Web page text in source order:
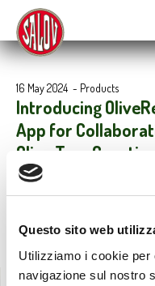
Questo sito web
Utilizziamo i cookie per
navigazione sul nostro
16 May 2024 - Products
Introducing
App for
Olive Tree Genetic
Improvement